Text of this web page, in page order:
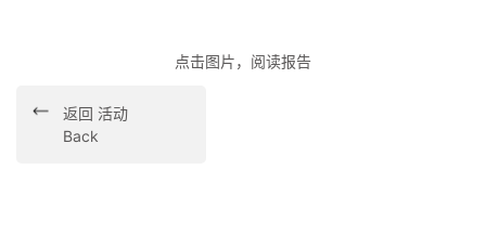
点击图片，阅读报告
返回 活动
Back